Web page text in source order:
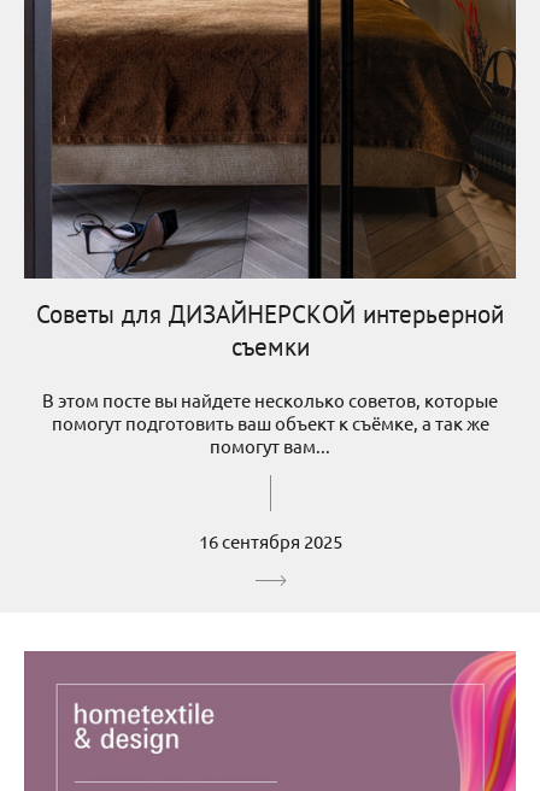
Советы для ДИЗАЙНЕРСКОЙ интерьерной
съемки
В этом посте вы найдете несколько советов, которые
помогут подготовить ваш объект к съёмке, а так же
помогут вам...
16 сентября 2025